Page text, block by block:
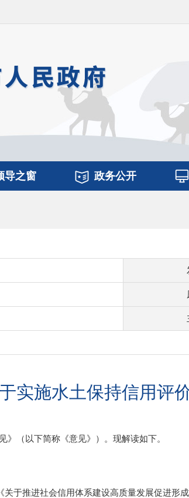
导之窗 政务公开
于实施水土保持信用评
（以下简称《意见》）。现解读如下。
推进社会信用体系建设高质量发展促进形